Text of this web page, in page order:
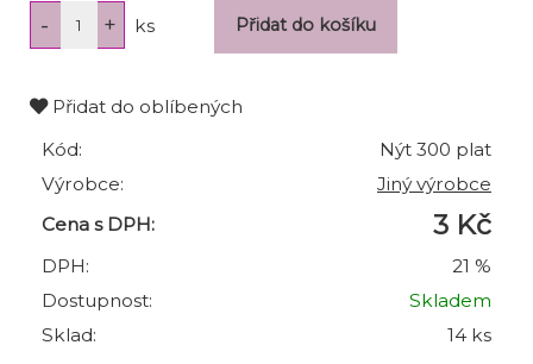
ks
Přidat do oblíbených
Kód:
Nýt 300 plat
Výrobce:
Jiný výrobce
Cena s DPH:
3 Kč
DPH:
21 %
Dostupnost:
Skladem
Sklad:
14 ks